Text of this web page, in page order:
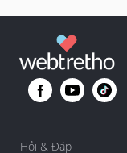
Hỏi & Đáp